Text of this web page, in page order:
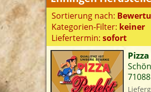
Sortierung nach:
Kategorien-Filter: keiner
Liefertermin: sofort